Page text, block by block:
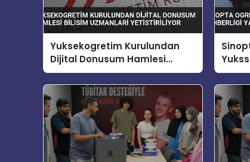
Yuksekogretim Kurulundan
Dijital Donusum Hamlesi
Bilisim Uzmanlari Yetistiriliyor